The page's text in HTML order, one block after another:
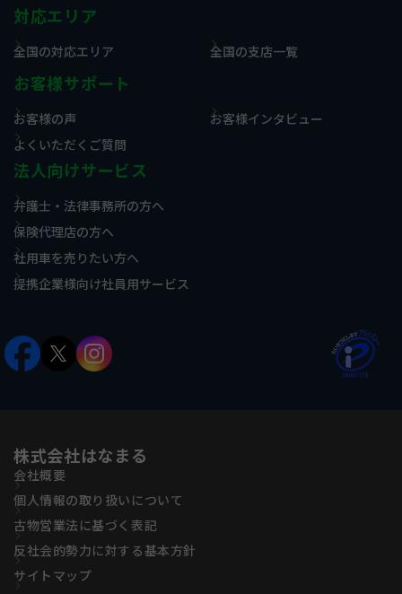
対応エリア
全国の対応エリア 全国の支店一覧
お客様サポート
お客様の声
お客様インタビュー
よくいただくご質問
法人向けサービス
弁護士・法律事務所の方へ
保険代理店の方へ
社用車を売りたい方へ
提携企業様向け社員用サービス
株式会社はなまる
会社概要
個人情報の取り扱いについて
古物営業法に基づく表記
反社会的勢力に対する基本方針
サイトマップ